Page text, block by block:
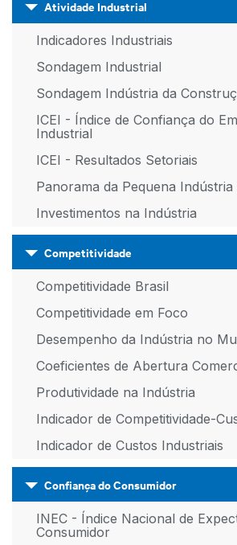
Atividade Industrial
Indicadores Industriais
Sondagem Industrial
Sondagem Indústria da
ICEI - Índice de Confiança do
Industrial
ICEI - Resultados Setoriais
Panorama da Pequena Indústria
Investimentos na Indústria
Competitividade
Competitividade Brasil
Competitividade em Foco
Desempenho da Indústria no
Coeficientes de Abertura
Produtividade na Indústria
Indicador de Competitividade-
Indicador de Custos Industriais
Confiança do Consumidor
INEC - Índice Nacional de
Consumidor